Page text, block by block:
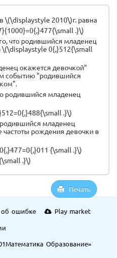
Печать
\(\displaystyle 2010\)г. равна
.}\)
что родившийся младенец
\(\displaystyle 0{,}512{\small
окажется девочкой"
событию "родившийся
родившийся младенец
.}\)
родившийся младенец
рождения девочки в
{\small .}\)
.}\)
ошибке
Play market
Образование»